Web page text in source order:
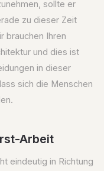
sollte er
zu dieser Zeit
brauchen Ihren
und dies ist
in dieser
sich die Menschen
Arbeit
eindeutig in Richtung